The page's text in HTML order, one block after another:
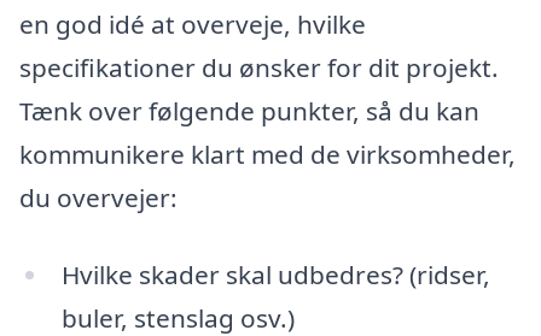
en god idé at overveje, hvilke
specifikationer du ønsker for dit projekt.
Tænk over følgende punkter, så du kan
kommunikere klart med de virksomheder,
du overvejer:
Hvilke skader skal udbedres? (ridser,
buler, stenslag osv.)